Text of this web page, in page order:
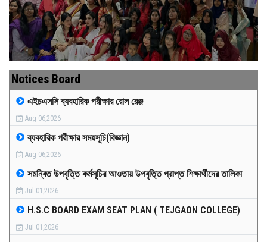
FACULTIES
ACADEMICS
GALLERY
MEDIA
PAYMENT
CO-CURRICULUM
RESULTS
Notices Board
এইচএসসি ব্যবহারিক পরীক্ষার রোল রেঞ্জ
Aug 06,2026
ব্যবহারিক পরীক্ষার সময়সূচি(বিজ্ঞান)
Aug 06,2026
সমন্বিত উপবৃত্তি কর্মসূচির আওতায় উপবৃত্তি প্রাপ্ত শিক্ষার্থীদের তালিকা
Jul 01,2026
H.S.C BOARD EXAM SEAT PLAN ( TEJGAON COLLEGE)
Jul 01,2026